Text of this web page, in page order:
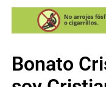
Bonato